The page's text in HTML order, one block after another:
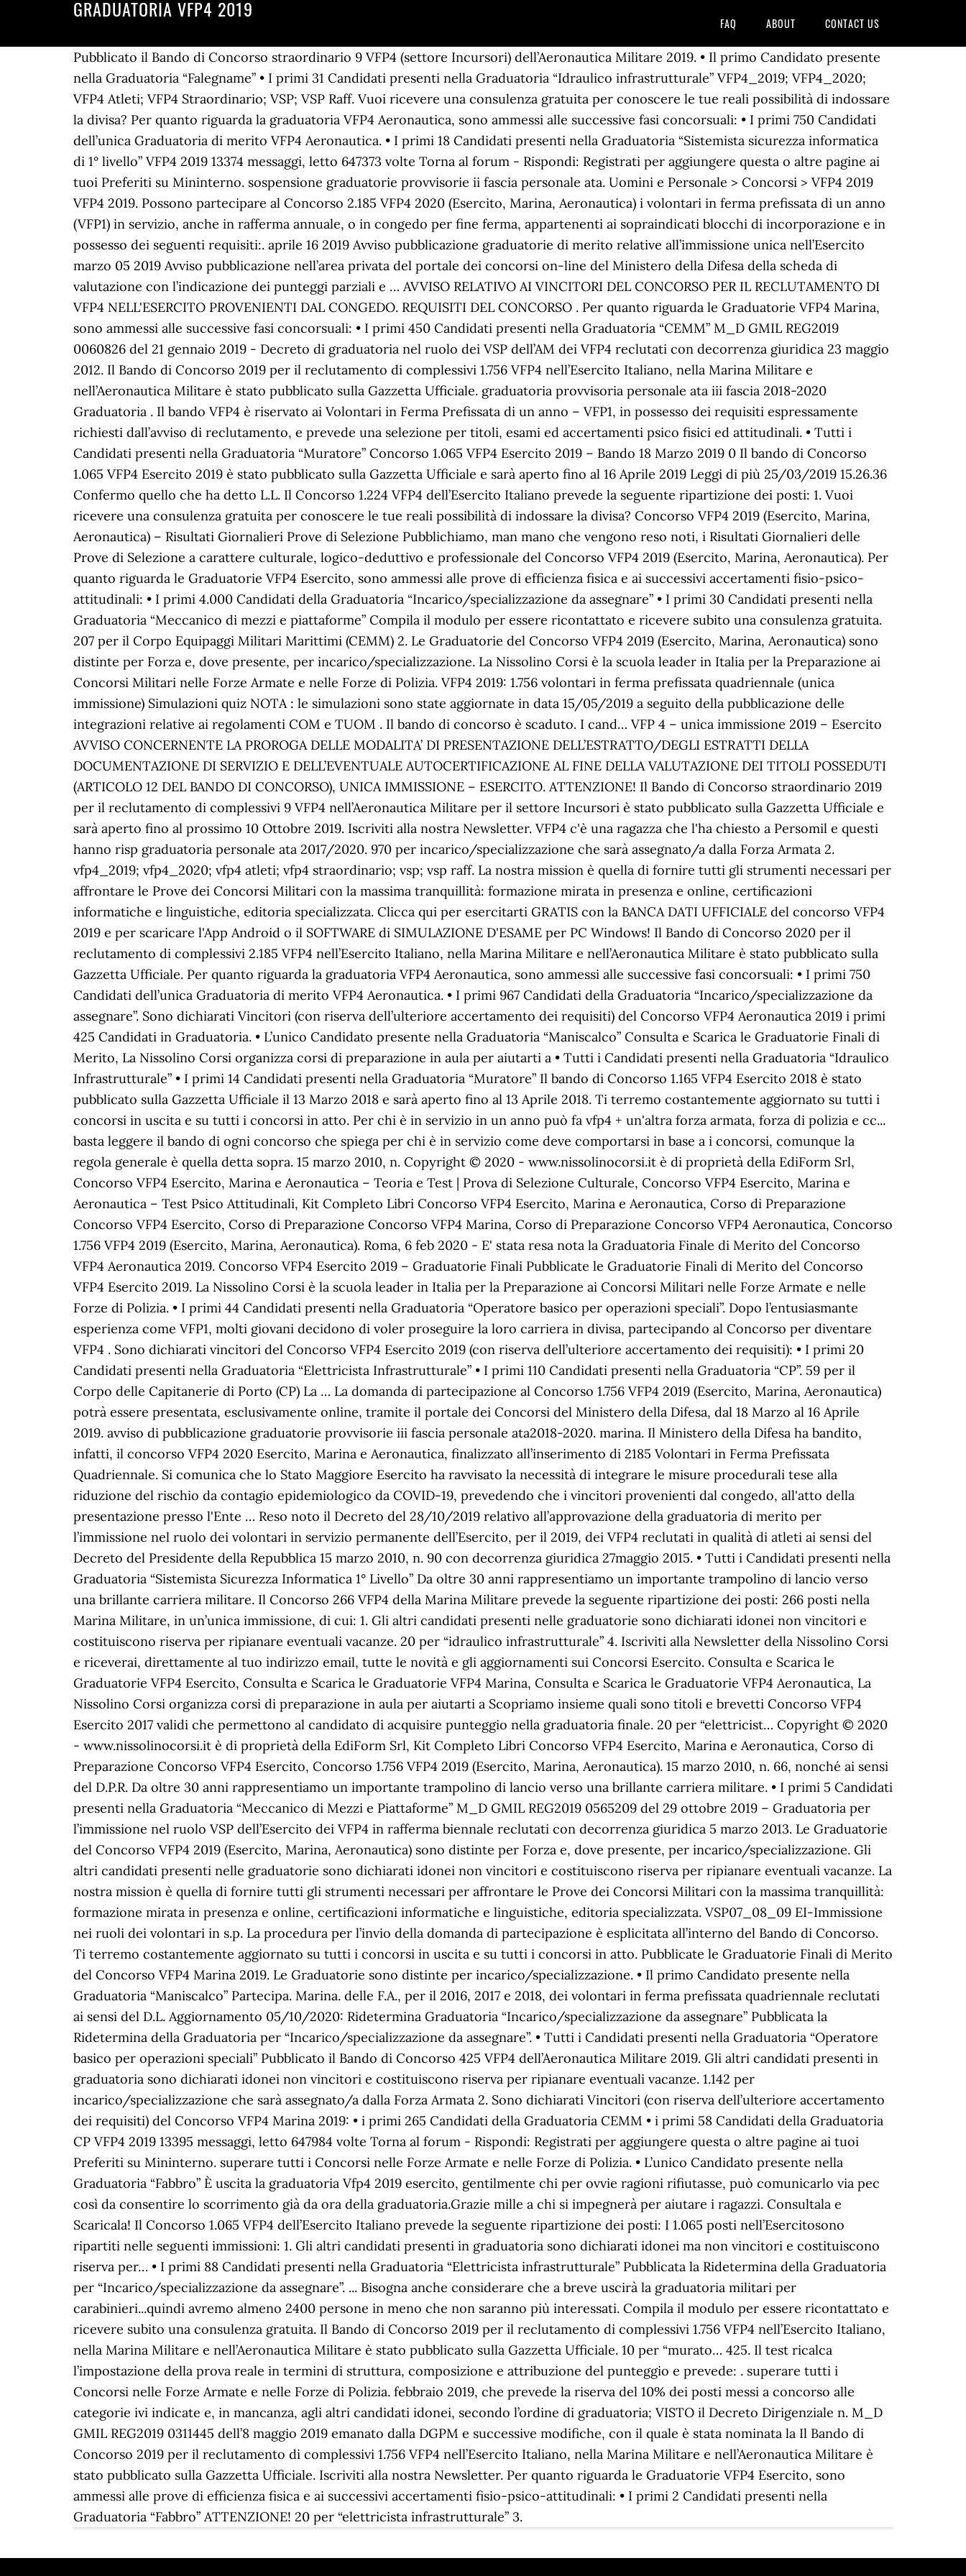
GRADUATORIA VFP4 2019
FAQ ABOUT CONTACT US
Pubblicato il Bando di Concorso straordinario 9 VFP4 (settore Incursori) dell’Aeronautica Militare 2019. • Il primo Candidato presente nella Graduatoria “Falegname” • I primi 31 Candidati presenti nella Graduatoria “Idraulico infrastrutturale” VFP4_2019; VFP4_2020; VFP4 Atleti; VFP4 Straordinario; VSP; VSP Raff. Vuoi ricevere una consulenza gratuita per conoscere le tue reali possibilità di indossare la divisa? Per quanto riguarda la graduatoria VFP4 Aeronautica, sono ammessi alle successive fasi concorsuali: • I primi 750 Candidati dell’unica Graduatoria di merito VFP4 Aeronautica. • I primi 18 Candidati presenti nella Graduatoria “Sistemista sicurezza informatica di 1° livello” VFP4 2019 13374 messaggi, letto 647373 volte Torna al forum - Rispondi: Registrati per aggiungere questa o altre pagine ai tuoi Preferiti su Mininterno. sospensione graduatorie provvisorie ii fascia personale ata. Uomini e Personale > Concorsi > VFP4 2019 VFP4 2019. Possono partecipare al Concorso 2.185 VFP4 2020 (Esercito, Marina, Aeronautica) i volontari in ferma prefissata di un anno (VFP1) in servizio, anche in rafferma annuale, o in congedo per fine ferma, appartenenti ai sopraindicati blocchi di incorporazione e in possesso dei seguenti requisiti:. aprile 16 2019 Avviso pubblicazione graduatorie di merito relative all’immissione unica nell’Esercito marzo 05 2019 Avviso pubblicazione nell’area privata del portale dei concorsi on-line del Ministero della Difesa della scheda di valutazione con l’indicazione dei punteggi parziali e … AVVISO RELATIVO AI VINCITORI DEL CONCORSO PER IL RECLUTAMENTO DI VFP4 NELL'ESERCITO PROVENIENTI DAL CONGEDO. REQUISITI DEL CONCORSO . Per quanto riguarda le Graduatorie VFP4 Marina, sono ammessi alle successive fasi concorsuali: • I primi 450 Candidati presenti nella Graduatoria “CEMM” M_D GMIL REG2019 0060826 del 21 gennaio 2019 - Decreto di graduatoria nel ruolo dei VSP dell’AM dei VFP4 reclutati con decorrenza giuridica 23 maggio 2012. Il Bando di Concorso 2019 per il reclutamento di complessivi 1.756 VFP4 nell’Esercito Italiano, nella Marina Militare e nell’Aeronautica Militare è stato pubblicato sulla Gazzetta Ufficiale. graduatoria provvisoria personale ata iii fascia 2018-2020 Graduatoria . Il bando VFP4 è riservato ai Volontari in Ferma Prefissata di un anno – VFP1, in possesso dei requisiti espressamente richiesti dall’avviso di reclutamento, e prevede una selezione per titoli, esami ed accertamenti psico fisici ed attitudinali. • Tutti i Candidati presenti nella Graduatoria “Muratore” Concorso 1.065 VFP4 Esercito 2019 – Bando 18 Marzo 2019 0 Il bando di Concorso 1.065 VFP4 Esercito 2019 è stato pubblicato sulla Gazzetta Ufficiale e sarà aperto fino al 16 Aprile 2019 Leggi di più 25/03/2019 15.26.36 Confermo quello che ha detto L.L. Il Concorso 1.224 VFP4 dell’Esercito Italiano prevede la seguente ripartizione dei posti: 1. Vuoi ricevere una consulenza gratuita per conoscere le tue reali possibilità di indossare la divisa? Concorso VFP4 2019 (Esercito, Marina, Aeronautica) – Risultati Giornalieri Prove di Selezione Pubblichiamo, man mano che vengono reso noti, i Risultati Giornalieri delle Prove di Selezione a carattere culturale, logico-deduttivo e professionale del Concorso VFP4 2019 (Esercito, Marina, Aeronautica). Per quanto riguarda le Graduatorie VFP4 Esercito, sono ammessi alle prove di efficienza fisica e ai successivi accertamenti fisio-psico-attitudinali: • I primi 4.000 Candidati della Graduatoria “Incarico/specializzazione da assegnare” • I primi 30 Candidati presenti nella Graduatoria “Meccanico di mezzi e piattaforme” Compila il modulo per essere ricontattato e ricevere subito una consulenza gratuita. 207 per il Corpo Equipaggi Militari Marittimi (CEMM) 2. Le Graduatorie del Concorso VFP4 2019 (Esercito, Marina, Aeronautica) sono distinte per Forza e, dove presente, per incarico/specializzazione. La Nissolino Corsi è la scuola leader in Italia per la Preparazione ai Concorsi Militari nelle Forze Armate e nelle Forze di Polizia. VFP4 2019: 1.756 volontari in ferma prefissata quadriennale (unica immissione) Simulazioni quiz NOTA : le simulazioni sono state aggiornate in data 15/05/2019 a seguito della pubblicazione delle integrazioni relative ai regolamenti COM e TUOM . Il bando di concorso è scaduto. I cand… VFP 4 – unica immissione 2019 – Esercito AVVISO CONCERNENTE LA PROROGA DELLE MODALITA’ DI PRESENTAZIONE DELL’ESTRATTO/DEGLI ESTRATTI DELLA DOCUMENTAZIONE DI SERVIZIO E DELL’EVENTUALE AUTOCERTIFICAZIONE AL FINE DELLA VALUTAZIONE DEI TITOLI POSSEDUTI (ARTICOLO 12 DEL BANDO DI CONCORSO), UNICA IMMISSIONE – ESERCITO. ATTENZIONE! Il Bando di Concorso straordinario 2019 per il reclutamento di complessivi 9 VFP4 nell’Aeronautica Militare per il settore Incursori è stato pubblicato sulla Gazzetta Ufficiale e sarà aperto fino al prossimo 10 Ottobre 2019. Iscriviti alla nostra Newsletter. VFP4 c'è una ragazza che l'ha chiesto a Persomil e questi hanno risp graduatoria personale ata 2017/2020. 970 per incarico/specializzazione che sarà assegnato/a dalla Forza Armata 2. vfp4_2019; vfp4_2020; vfp4 atleti; vfp4 straordinario; vsp; vsp raff. La nostra mission è quella di fornire tutti gli strumenti necessari per affrontare le Prove dei Concorsi Militari con la massima tranquillità: formazione mirata in presenza e online, certificazioni informatiche e linguistiche, editoria specializzata. Clicca qui per esercitarti GRATIS con la BANCA DATI UFFICIALE del concorso VFP4 2019 e per scaricare l'App Android o il SOFTWARE di SIMULAZIONE D'ESAME per PC Windows! Il Bando di Concorso 2020 per il reclutamento di complessivi 2.185 VFP4 nell’Esercito Italiano, nella Marina Militare e nell’Aeronautica Militare è stato pubblicato sulla Gazzetta Ufficiale. Per quanto riguarda la graduatoria VFP4 Aeronautica, sono ammessi alle successive fasi concorsuali: • I primi 750 Candidati dell’unica Graduatoria di merito VFP4 Aeronautica. • I primi 967 Candidati della Graduatoria “Incarico/specializzazione da assegnare”. Sono dichiarati Vincitori (con riserva dell’ulteriore accertamento dei requisiti) del Concorso VFP4 Aeronautica 2019 i primi 425 Candidati in Graduatoria. • L’unico Candidato presente nella Graduatoria “Maniscalco” Consulta e Scarica le Graduatorie Finali di Merito, La Nissolino Corsi organizza corsi di preparazione in aula per aiutarti a • Tutti i Candidati presenti nella Graduatoria “Idraulico Infrastrutturale” • I primi 14 Candidati presenti nella Graduatoria “Muratore” Il bando di Concorso 1.165 VFP4 Esercito 2018 è stato pubblicato sulla Gazzetta Ufficiale il 13 Marzo 2018 e sarà aperto fino al 13 Aprile 2018. Ti terremo costantemente aggiornato su tutti i concorsi in uscita e su tutti i concorsi in atto. Per chi è in servizio in un anno può fa vfp4 + un'altra forza armata, forza di polizia e cc... basta leggere il bando di ogni concorso che spiega per chi è in servizio come deve comportarsi in base a i concorsi, comunque la regola generale è quella detta sopra. 15 marzo 2010, n. Copyright © 2020 - www.nissolinocorsi.it è di proprietà della EdiForm Srl, Concorso VFP4 Esercito, Marina e Aeronautica – Teoria e Test | Prova di Selezione Culturale, Concorso VFP4 Esercito, Marina e Aeronautica – Test Psico Attitudinali, Kit Completo Libri Concorso VFP4 Esercito, Marina e Aeronautica, Corso di Preparazione Concorso VFP4 Esercito, Corso di Preparazione Concorso VFP4 Marina, Corso di Preparazione Concorso VFP4 Aeronautica, Concorso 1.756 VFP4 2019 (Esercito, Marina, Aeronautica). Roma, 6 feb 2020 - E' stata resa nota la Graduatoria Finale di Merito del Concorso VFP4 Aeronautica 2019. Concorso VFP4 Esercito 2019 – Graduatorie Finali Pubblicate le Graduatorie Finali di Merito del Concorso VFP4 Esercito 2019. La Nissolino Corsi è la scuola leader in Italia per la Preparazione ai Concorsi Militari nelle Forze Armate e nelle Forze di Polizia. • I primi 44 Candidati presenti nella Graduatoria “Operatore basico per operazioni speciali”. Dopo l’entusiasmante esperienza come VFP1, molti giovani decidono di voler proseguire la loro carriera in divisa, partecipando al Concorso per diventare VFP4 . Sono dichiarati vincitori del Concorso VFP4 Esercito 2019 (con riserva dell’ulteriore accertamento dei requisiti): • I primi 20 Candidati presenti nella Graduatoria “Elettricista Infrastrutturale” • I primi 110 Candidati presenti nella Graduatoria “CP”. 59 per il Corpo delle Capitanerie di Porto (CP) La … La domanda di partecipazione al Concorso 1.756 VFP4 2019 (Esercito, Marina, Aeronautica) potrà essere presentata, esclusivamente online, tramite il portale dei Concorsi del Ministero della Difesa, dal 18 Marzo al 16 Aprile 2019. avviso di pubblicazione graduatorie provvisorie iii fascia personale ata2018-2020. marina. Il Ministero della Difesa ha bandito, infatti, il concorso VFP4 2020 Esercito, Marina e Aeronautica, finalizzato all’inserimento di 2185 Volontari in Ferma Prefissata Quadriennale. Si comunica che lo Stato Maggiore Esercito ha ravvisato la necessità di integrare le misure procedurali tese alla riduzione del rischio da contagio epidemiologico da COVID-19, prevedendo che i vincitori provenienti dal congedo, all'atto della presentazione presso l'Ente … Reso noto il Decreto del 28/10/2019 relativo all’approvazione della graduatoria di merito per l’immissione nel ruolo dei volontari in servizio permanente dell’Esercito, per il 2019, dei VFP4 reclutati in qualità di atleti ai sensi del Decreto del Presidente della Repubblica 15 marzo 2010, n. 90 con decorrenza giuridica 27maggio 2015. • Tutti i Candidati presenti nella Graduatoria “Sistemista Sicurezza Informatica 1° Livello” Da oltre 30 anni rappresentiamo un importante trampolino di lancio verso una brillante carriera militare. Il Concorso 266 VFP4 della Marina Militare prevede la seguente ripartizione dei posti: 266 posti nella Marina Militare, in un’unica immissione, di cui: 1. Gli altri candidati presenti nelle graduatorie sono dichiarati idonei non vincit